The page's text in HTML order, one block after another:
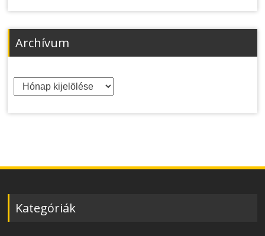
Archívum
Archívum
Kategóriák